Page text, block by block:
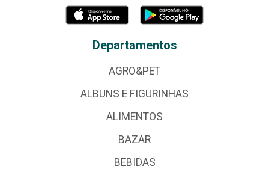
Departamentos
AGRO&PET
ALBUNS E FIGURINHAS
ALIMENTOS
BAZAR
BEBIDAS